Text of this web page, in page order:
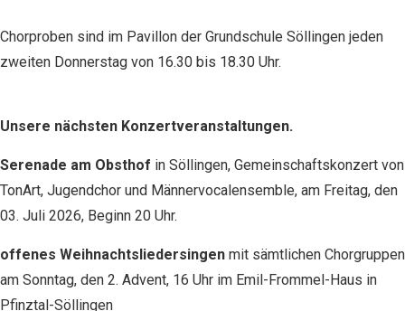
Chorproben sind im Pavillon der Grundschule Söllingen jeden
zweiten Donnerstag von 16.30 bis 18.30 Uhr.
Unsere nächsten Konzertveranstaltungen.
Serenade am Obsthof in Söllingen, Gemeinschaftskonzert von
TonArt, Jugendchor und Männervocalensemble, am Freitag, den
03. Juli 2026, Beginn 20 Uhr.
offenes Weihnachtsliedersingen mit sämtlichen Chorgruppen
am Sonntag, den 2. Advent, 16 Uhr im Emil-Frommel-Haus in
Pfinztal-Söllingen